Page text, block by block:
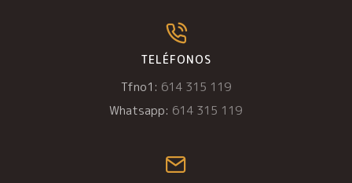
TELÉFONOS
Tfno1: 614 315 119
Whatsapp: 614 315 119